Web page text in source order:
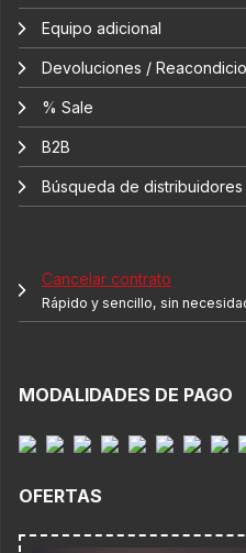
Equipo adicional
Devoluciones /
% Sale
B2B
Búsqueda de distribuidores
Cancelar contrato
Rápido y sencillo, sin
MODALIDADES DE PAGO
OFERTAS